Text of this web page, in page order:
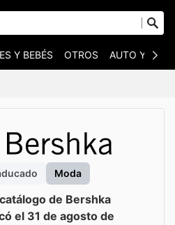
Y BEBÉS OTROS AUTO Y
Moda
de Bershka
el 31 de agosto de